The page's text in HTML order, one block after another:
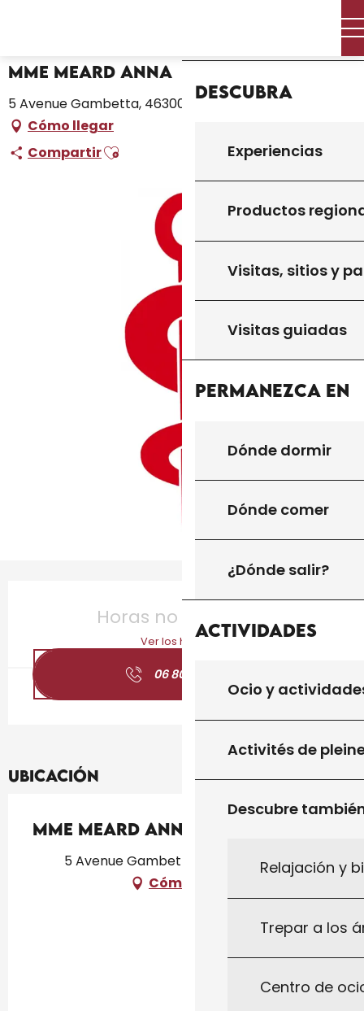
principal
Descubra
Experiencias
Productos
Visitas, sitios y
Visitas guiadas
Permanezca en
Dónde dormir
Dónde comer
¿Dónde salir?
Actividades
Ocio y
Activités de
Descubre
Relajación y
Trepar a los
Centro de
Mme Meard Anna
5 Avenue Gambetta, 46300 Gourdon
Cómo llegar
CompartirAjouter aux favoris
Horas no resueltas
Ver los horarios
06 80 05 42
Ubicación
Mme Meard Anna
5 Avenue Gambetta, 46300 Gourdon
Cómo llegar